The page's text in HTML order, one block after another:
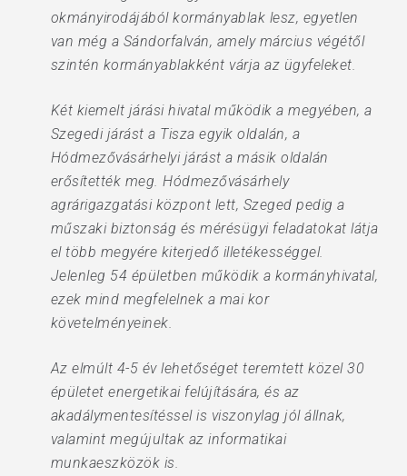
okmányirodájából kormányablak lesz, egyetlen
van még a Sándorfalván, amely március végétől
szintén kormányablakként várja az ügyfeleket.
Két kiemelt járási hivatal működik a megyében, a
Szegedi járást a Tisza egyik oldalán, a
Hódmezővásárhelyi járást a másik oldalán
erősítették meg. Hódmezővásárhely
agrárigazgatási központ lett, Szeged pedig a
műszaki biztonság és mérésügyi feladatokat látja
el több megyére kiterjedő illetékességgel.
Jelenleg 54 épületben működik a kormányhivatal,
ezek mind megfelelnek a mai kor
követelményeinek.
Az elmúlt 4-5 év lehetőséget teremtett közel 30
épületet energetikai felújítására, és az
akadálymentesítéssel is viszonylag jól állnak,
valamint megújultak az informatikai
munkaeszközök is.